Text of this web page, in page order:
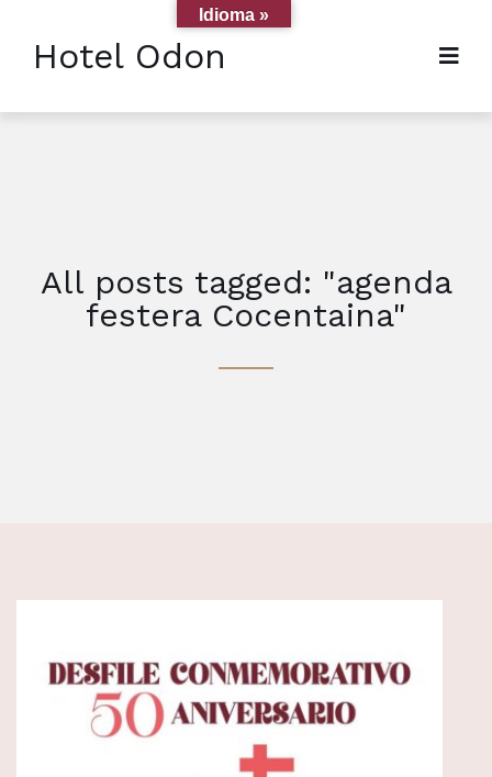
Hotel Odon
All posts tagged: "agenda
festera Cocentaina"
Idioma »